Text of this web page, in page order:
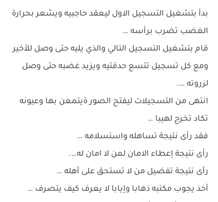
بدأ بتشغيل التسجيل الاول ليعقد حاجبيه ويشعر بحرارة
الغضب تضرب برأسه …
قام بتشغيل التسجيل التالي والذي يليه حتى وصل للأخير
ومع كل تسجيل تتسع حدقتيه ويزيد غضبه حتى وصل
لزروته ….
انتهى من التسجيلات ليفتح الصور ةيتمعن بها وعيونه
تكاد تخرج لهيبا …
فقد رأى نتيجة تساهله واستسلامه …
رأى نتيجة إعطاء الامان لمن لا امان له….
رأى نتيجة تفضيل من لا تستحق على أهله …
أخذ يجوب مكتبه ذهابا وإيابا لا يعرف كيف يتصرف …